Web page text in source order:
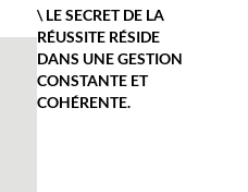
\ LE SECRET DE LA
RÉUSSITE RÉSIDE
DANS UNE GESTION
CONSTANTE ET
COHÉRENTE.